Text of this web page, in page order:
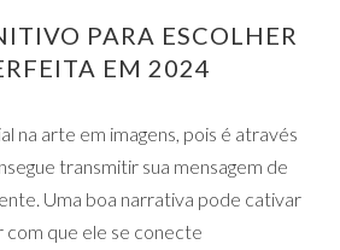
PARA ESCOLHER
EM 2024
na arte em imagens, pois é através
transmitir sua mensagem de
Uma boa narrativa pode cativar
que ele se conecte